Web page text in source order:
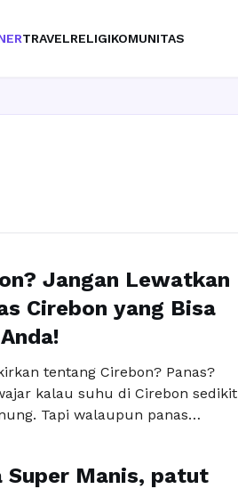
TRAVELRELIGIKOMUNITAS
Jangan Lewatkan
Cirebon yang Bisa
tentang Cirebon? Panas?
kalau suhu di Cirebon sedikit
Tapi walaupun panas
ada di Cirebon? Yuk intip
… Baca Selengkapnya
Super Manis, patut